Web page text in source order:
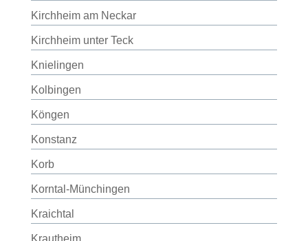
Kirchheim am Neckar
Kirchheim unter Teck
Knielingen
Kolbingen
Köngen
Konstanz
Korb
Korntal-Münchingen
Kraichtal
Krautheim